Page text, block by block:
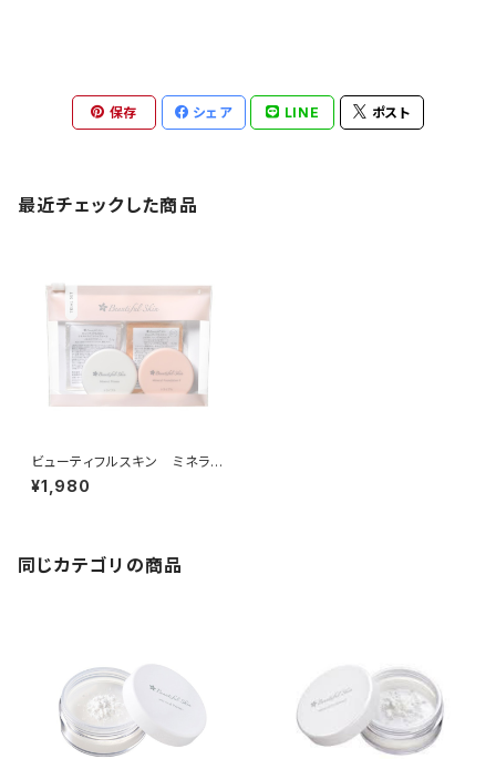
保存 シェア LINE ポスト
最近チェックした商品
ビューティフルスキン ミネラル
メイクアップ トライアルセット
¥1,980
同じカテゴリの商品